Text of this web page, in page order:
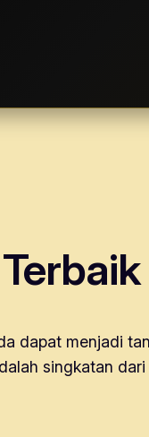
dapat menjadi
singkatan